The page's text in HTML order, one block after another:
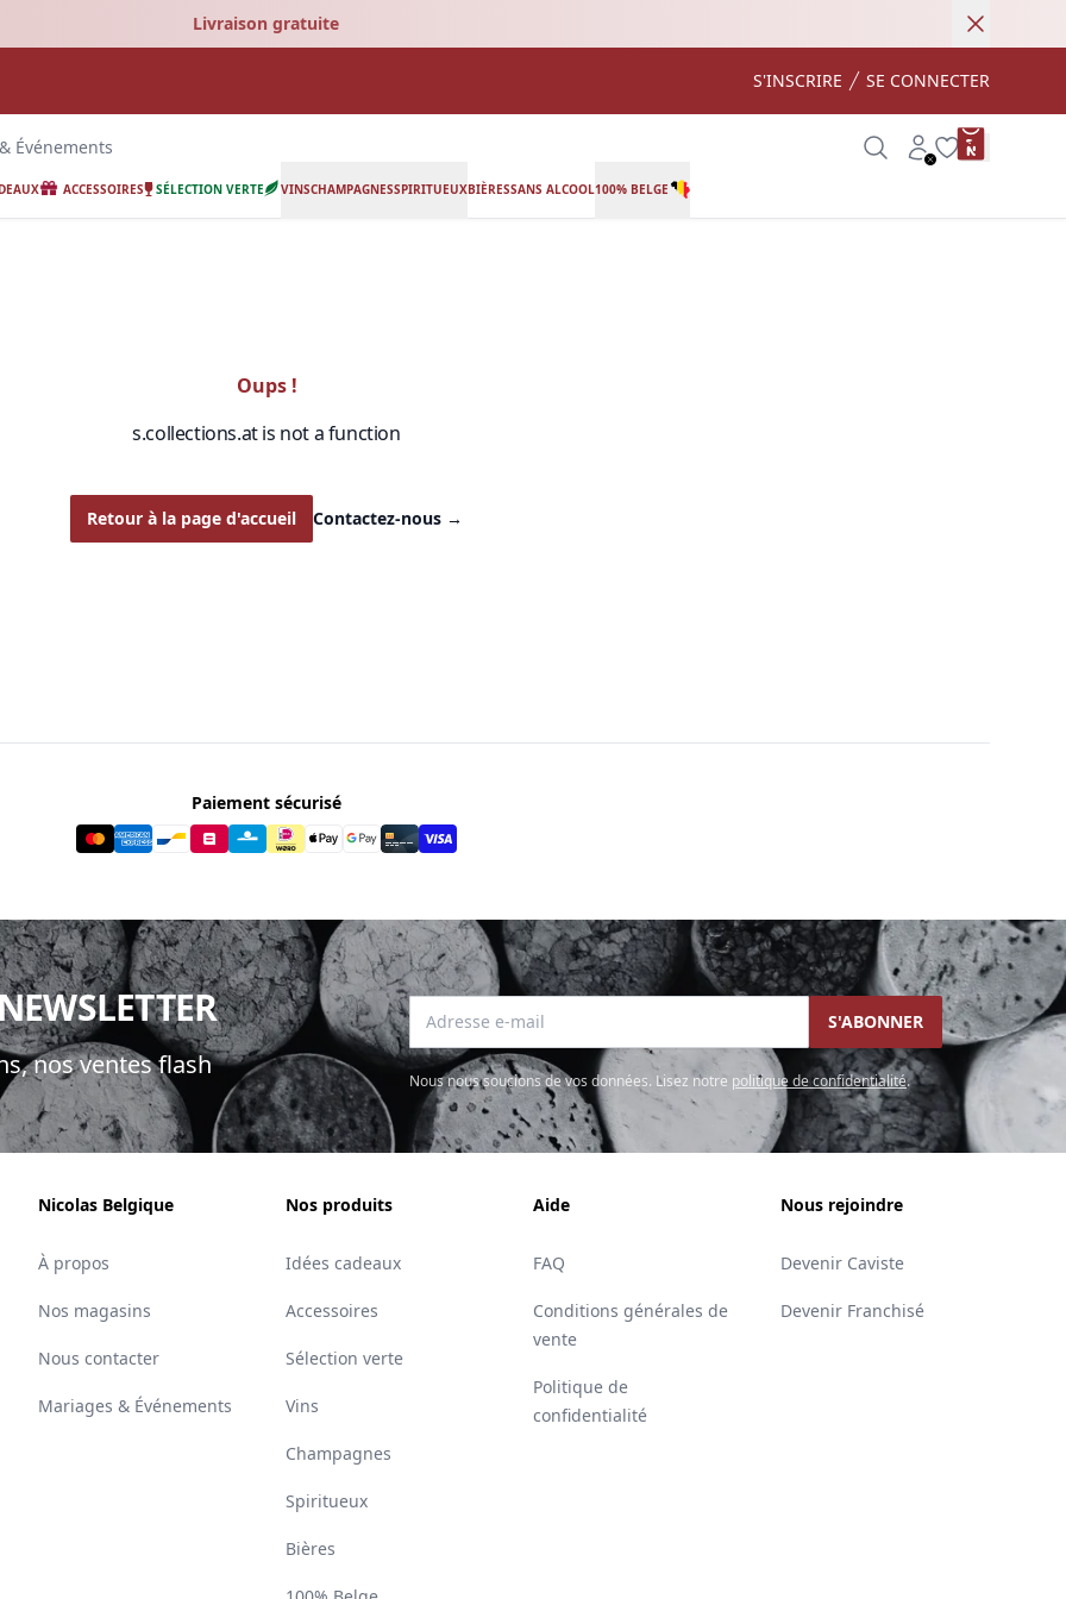
Livraison gratuite Annuler
S'INSCRIRE SE CONNECTER
Événements SearchAccount
Wishlistproduct
ACCESSOIRES SÉLECTION VERTE VINSCHAMPAGNESSPIRITUEUXBIÈRESSANS ALCOOL100% BELGE
Oups !
s.collections.at is not a function
Retour à la page d'accueil Contactez-nous →
Paiement sécurisé
nos ventes flash
Adresse e-mail S'ABONNER
Nous nous soucions de vos données. Lisez notre politique de confidentialité.
Nicolas Belgique
À propos
Nos magasins
Nous contacter
Mariages & Événements
Nos produits
Idées cadeaux
Accessoires
Sélection verte
Vins
Champagnes
Spiritueux
Bières
Aide
FAQ
Conditions générales de
vente
Politique de
confidentialité
Nous rejoindre
Devenir Caviste
Devenir Franchisé